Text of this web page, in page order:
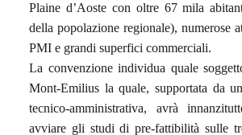
Plaine d’Aoste con oltre 67 mila
della popolazione regionale), numerose
PMI e grandi superfici commerciali.
La convenzione individua quale
Mont-Emilius la quale, supportata da
tecnico-amministrativa, avrà
avviare gli studi di pre-fattibilità sulle